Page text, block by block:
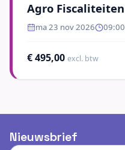
Agro Fiscaliteiten
ma 23 nov 2026 09:00
€ 495,00 excl. btw
Nieuwsbrief